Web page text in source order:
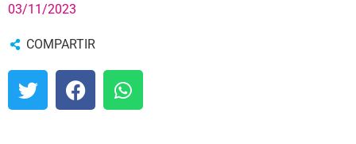
03/11/2023
COMPARTIR